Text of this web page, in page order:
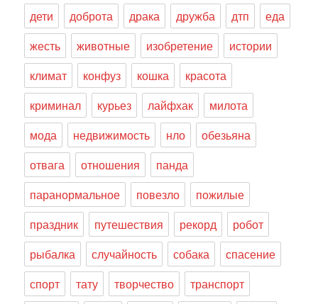
дети доброта драка дружба дтп
еда
жесть
животные изобретение
истории
климат
конфуз кошка
красота
криминал
курьез лайфхак
милота
мода
недвижимость нло
обезьяна
отвага
отношения
панда
паранормальное
повезло
пожилые
праздник
путешествия рекорд
робот
рыбалка
случайность собака
спасение
спорт
тату творчество
транспорт